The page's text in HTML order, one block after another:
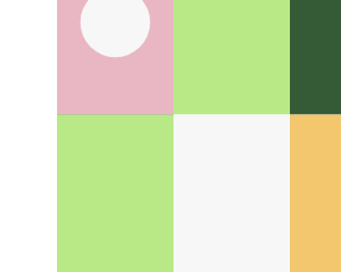
Аналитика, ориентированная на